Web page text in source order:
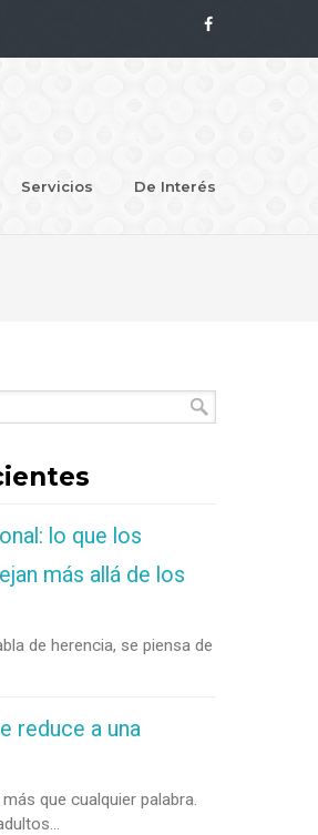
Servicios
De Interés
lo que los
más allá de los
de herencia, se piensa de
reduce a una
que cualquier palabra.